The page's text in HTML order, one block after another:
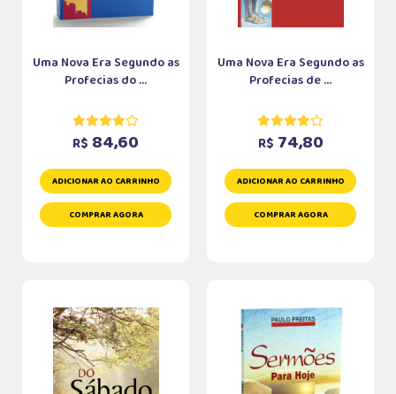
Uma Nova Era Segundo as
Profecias do ...
R$ 84,60
ADICIONAR AO CARRINHO
COMPRAR AGORA
Uma Nova Era Segundo as
Profecias de ...
R$ 74,80
ADICIONAR AO CARRINHO
COMPRAR AGORA